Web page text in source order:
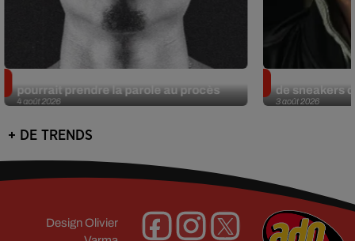
4 août 2026
pourrait prendre la parole au procès
3 août 2026
de sneakers
+ DE TRENDS
Design Olivier